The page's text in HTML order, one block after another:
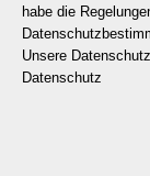
habe die
Unsere
Datenschutz